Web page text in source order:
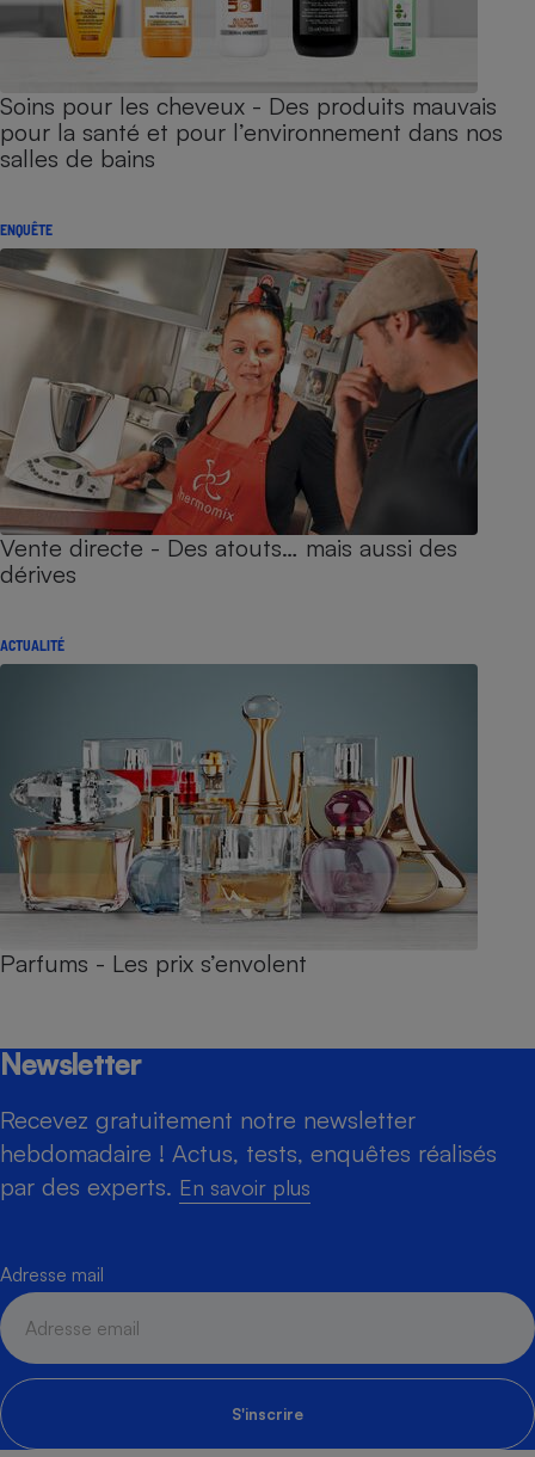
Soins pour les cheveux - Des produits mauvais
pour la santé et pour l’environnement dans nos
salles de bains
ENQUÊTE
Vente directe - Des atouts… mais aussi des
dérives
ACTUALITÉ
Parfums - Les prix s’envolent
Newsletter
Recevez gratuitement notre newsletter
hebdomadaire ! Actus, tests, enquêtes réalisés
par des experts. En savoir plus
Adresse mail
S'inscrire